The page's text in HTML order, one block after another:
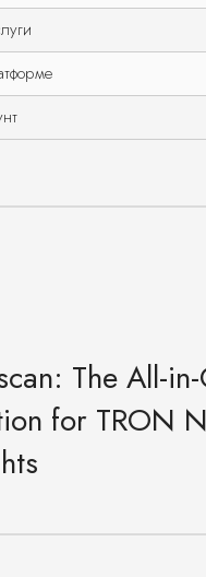
The All-
for TRON